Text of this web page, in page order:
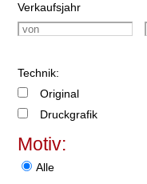
Verkaufsjahr
Technik:
Original
Druckgrafik
Motiv:
Alle